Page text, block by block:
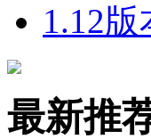
1.12
最新推